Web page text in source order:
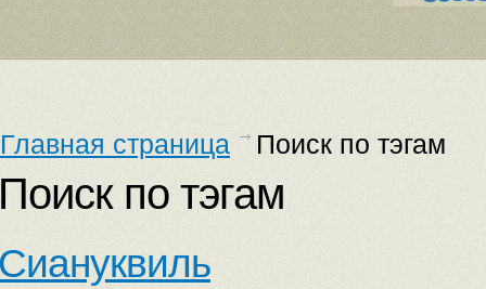
Главная страница Поиск по тэгам
по тэгам